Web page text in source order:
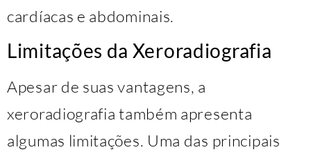
cardíacas e abdominais.
Limitações da Xeroradiografia
Apesar de suas vantagens, a
xeroradiografia também apresenta
algumas limitações. Uma das principais